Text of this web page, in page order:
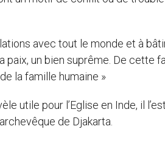
avec tout le monde et à
paix, un bien suprême. De cette
la famille humaine »
utile pour l’Eglise en Inde, il
de Djakarta.